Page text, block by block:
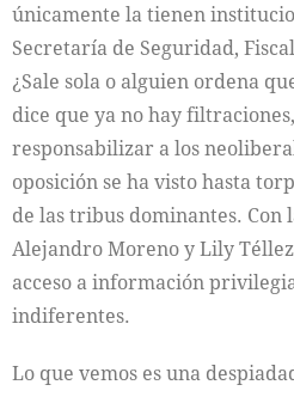
únicamente la tienen
Secretaría de Seguridad,
¿Sale sola o alguien ordena
dice que ya no hay
responsabilizar a los
oposición se ha visto hasta
de las tribus dominantes. Con
Alejandro Moreno y Lily
acceso a información
indiferentes.
Lo que vemos es una